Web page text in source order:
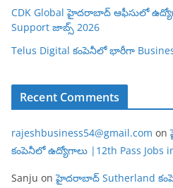
CDK Global హైదరాబాద్ ఆఫీసులో
Support జాబ్స్ 2026
Telus Digital కంపెనీలో భారీగా
Recent Comments
rajeshbusiness54@gmail.com on
కంపెనీలో ఉద్యోగాలు |12th Pass Jobs
Sanju onహైదరాబాద్ Sutherland